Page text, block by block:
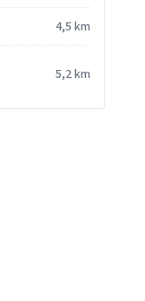
4,5 km
5,2 km